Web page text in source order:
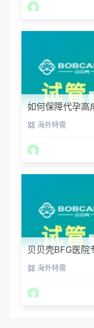
如何保障代孕高
案解析
海外特需
贝贝壳BFG医
神话海外特需